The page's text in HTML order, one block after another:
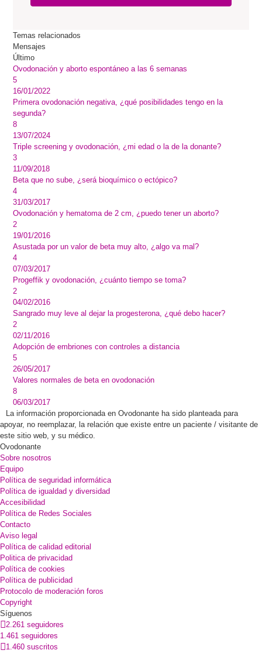
Temas relacionados
Mensajes
Último
Ovodonación y aborto espontáneo a las 6 semanas
5
16/01/2022
Primera ovodonación negativa, ¿qué posibilidades tengo en la
segunda?
8
13/07/2024
Triple screening y ovodonación, ¿mi edad o la de la donante?
3
11/09/2018
Beta que no sube, ¿será bioquímico o ectópico?
4
31/03/2017
Ovodonación y hematoma de 2 cm, ¿puedo tener un aborto?
2
19/01/2016
Asustada por un valor de beta muy alto, ¿algo va mal?
4
07/03/2017
Progeffik y ovodonación, ¿cuánto tiempo se toma?
2
04/02/2016
Sangrado muy leve al dejar la progesterona, ¿qué debo hacer?
2
02/11/2016
Adopción de embriones con controles a distancia
5
26/05/2017
Valores normales de beta en ovodonación
8
06/03/2017
La información proporcionada en Ovodonante ha sido planteada para
apoyar, no reemplazar, la relación que existe entre un paciente / visitante de
este sitio web, y su médico.
Ovodonante
Sobre nosotros
Equipo
Política de seguridad informática
Política de igualdad y diversidad
Accesibilidad
Política de Redes Sociales
Contacto
Aviso legal
Política de calidad editorial
Politica de privacidad
Política de cookies
Política de publicidad
Protocolo de moderación foros
Copyright
Síguenos
2.261 seguidores
1.461 seguidores
1.460 suscritos